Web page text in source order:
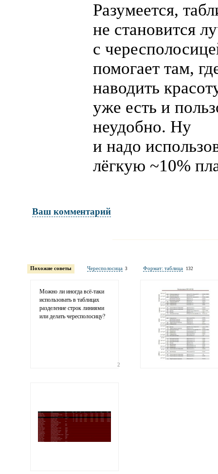
Разумеется,
не становится
с
помогает там,
наводить
уже есть и
неудобно. Ну
и надо
лёгкую ~10%
Ваш комментарий
обязательны полностью для публикации
Похожие советы Чересполосица 3 Формат: таблица 132
Можно ли иногдавсё-таки
использовать в таблицах
разделение строк линиями
или делать чересполосицу?
2